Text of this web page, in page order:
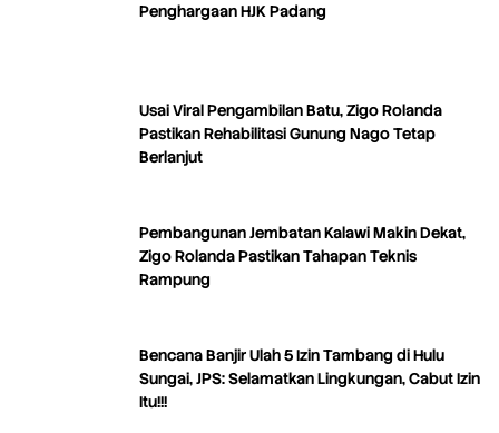
Penghargaan HJK Padang
Usai Viral Pengambilan Batu, Zigo Rolanda
Pastikan Rehabilitasi Gunung Nago Tetap
Berlanjut
Pembangunan Jembatan Kalawi Makin Dekat,
Zigo Rolanda Pastikan Tahapan Teknis
Rampung
Bencana Banjir Ulah 5 Izin Tambang di Hulu
Sungai, JPS: Selamatkan Lingkungan, Cabut Izin
Itu!!!